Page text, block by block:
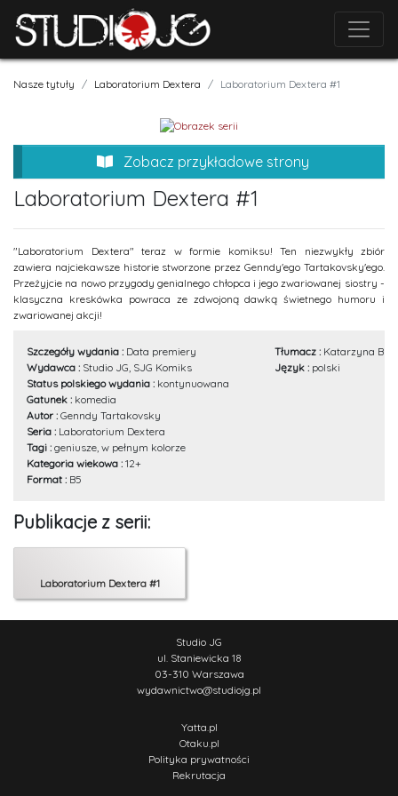
Nasze tytuły Laboratorium Dextera Laboratorium Dextera #1
Zobacz przykładowe strony
Laboratorium Dextera #1
"Laboratorium Dextera" teraz w formie komiksu! Ten niezwykły zbiór
zawiera najciekawsze historie stworzone przez Genndy'ego Tartakovsky'ego.
Przeżyjcie na nowo przygody genialnego chłopca i jego zwariowanej siostry -
klasyczna kreskówka powraca ze zdwojoną dawką świetnego humoru i
zwariowanej akcji!
Szczegóły wydania : Data premiery
Wydawca : Studio JG, SJG Komiks
Status polskiego wydania : kontynuowana
Gatunek : komedia
Autor : Genndy Tartakovsky
Seria : Laboratorium Dextera
Tagi : geniusze, w pełnym kolorze
Kategoria wiekowa : 12+
Format : B5
Tłumacz : Katarzyna
Język : polski
Publikacje z serii:
Laboratorium Dextera #1
Studio JG
ul. Staniewicka 18
03-310 Warszawa
wydawnictwo@studiojg.pl
Yatta.pl
Otaku.pl
Polityka prywatności
Rekrutacja